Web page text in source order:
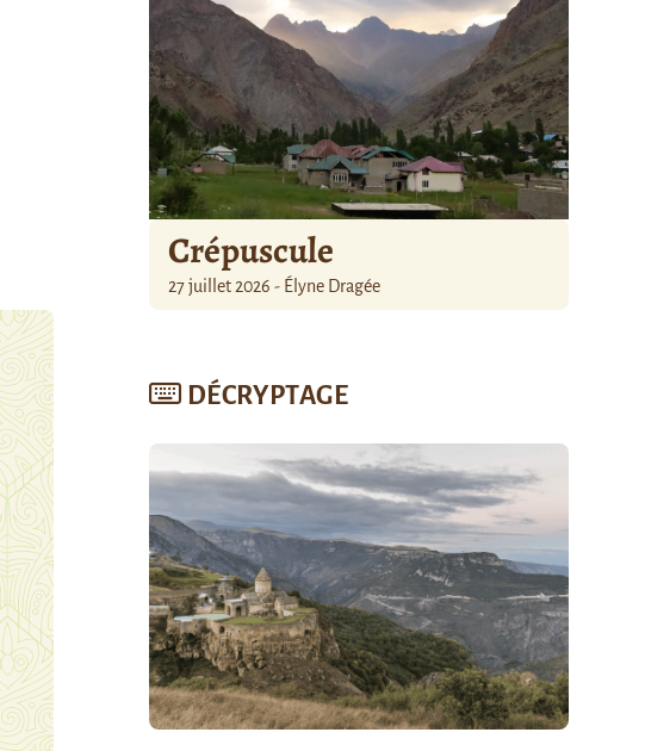
Crépuscule
27 juillet 2026 - Élyne Dragée
DÉCRYPTAGE